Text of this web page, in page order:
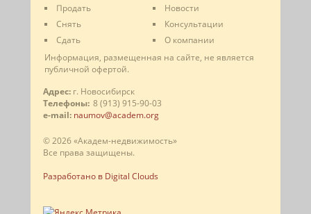
Продать
Снять
Сдать
Новости
Консультации
О компании
Информация, размещенная на сайте, не является
публичной офертой.
Адрес: г. Новосибирск
Телефоны: 8 (913) 915-90-03
e-mail: naumov@academ.org
© 2026 «Академ-недвижимость»
Все права защищены.
Разработано в Digital Clouds